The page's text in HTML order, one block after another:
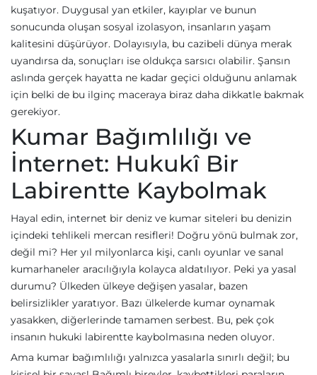
kuşatıyor. Duygusal yan etkiler, kayıplar ve bunun
sonucunda oluşan sosyal izolasyon, insanların yaşam
kalitesini düşürüyor. Dolayısıyla, bu cazibeli dünya merak
uyandırsa da, sonuçları ise oldukça sarsıcı olabilir. Şansın
aslında gerçek hayatta ne kadar geçici olduğunu anlamak
için belki de bu ilginç maceraya biraz daha dikkatle bakmak
gerekiyor.
Kumar Bağımlılığı ve
İnternet: Hukukî Bir
Labirentte Kaybolmak
Hayal edin, internet bir deniz ve kumar siteleri bu denizin
içindeki tehlikeli mercan resifleri! Doğru yönü bulmak zor,
değil mi? Her yıl milyonlarca kişi, canlı oyunlar ve sanal
kumarhaneler aracılığıyla kolayca aldatılıyor. Peki ya yasal
durumu? Ülkeden ülkeye değişen yasalar, bazen
belirsizlikler yaratıyor. Bazı ülkelerde kumar oynamak
yasakken, diğerlerinde tamamen serbest. Bu, pek çok
insanın hukuki labirentte kaybolmasına neden oluyor.
Ama kumar bağımlılığı yalnızca yasalarla sınırlı değil; bu